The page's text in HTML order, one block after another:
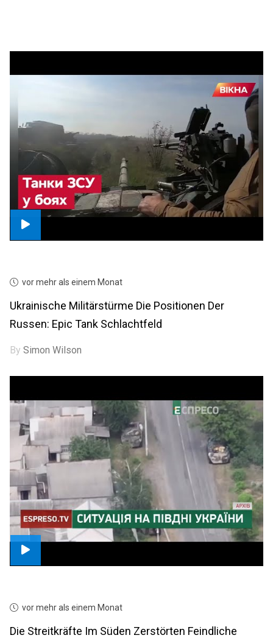
vor mehr als einem Monat
Ukrainische Militärstürme Die Positionen Der
Russen: Epic Tank Schlachtfeld
BySimon Wilson
vor mehr als einem Monat
Die Streitkräfte Im Süden Zerstörten Feindliche